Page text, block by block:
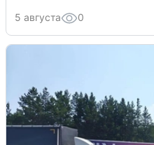
5 августа 0